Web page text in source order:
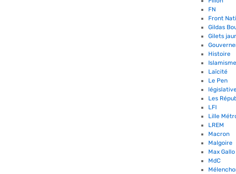
FN
Front
Gildas
Gilets
Histoire
Islamisme
Laïcité
Le Pen
Les
LFI
Lille
LREM
Macron
Malgoire
Max Gallo
MdC